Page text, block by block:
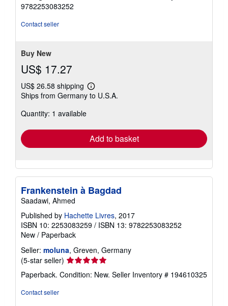
9782253083252
Contact seller
Buy New
US$ 17.27
US$ 26.58 shipping
Learn
more
Ships from Germany to U.S.A.
Quantity: 1 available
Add to basket
Frankenstein à Bagdad
Saadawi, Ahmed
Published by Hachette Livres, 2017
ISBN 10: 2253083259 / ISBN 13: 9782253083252
New / Paperback
Seller: moluna, Greven, Germany
(5-star seller) Seller
rating
5
Paperback. Condition: New. Seller Inventory # 194610325
Contact seller